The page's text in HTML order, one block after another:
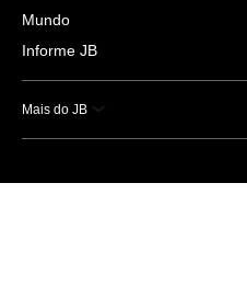
Mundo
Informe JB
Mais do JB
Esportes